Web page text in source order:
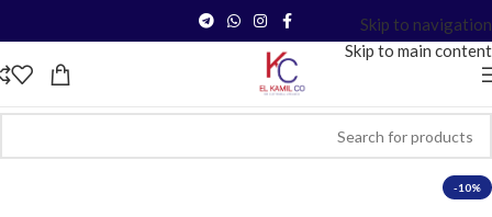
Skip to navigation
Skip to main content
-10%